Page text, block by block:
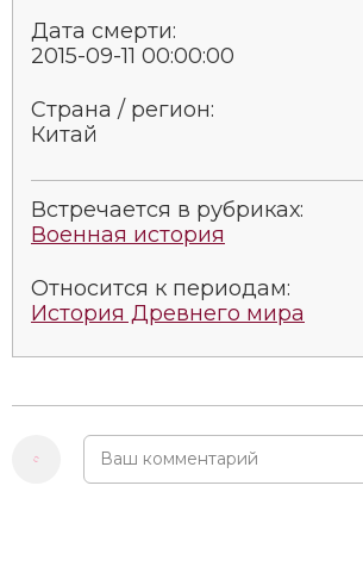
Северная Америка
Социально-экономическая история
СССР
Дата смерти:
2015-09-11 00:00:00
Страна / регион:
Китай
Встречается в рубриках:
Военная история
Относится к периодам:
История Древнего мира